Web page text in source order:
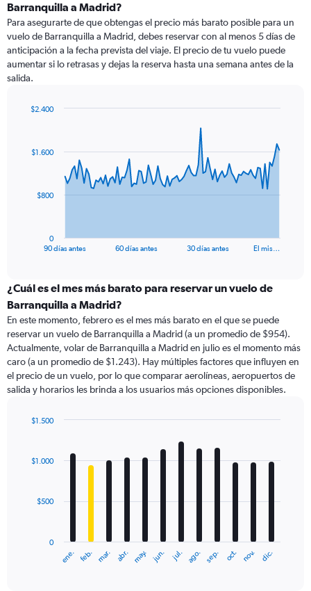
Barranquilla a Madrid?
Para asegurarte de que obtengas el precio más barato posible para un
vuelo de Barranquilla a Madrid, debes reservar con al menos 5 días de
anticipación a la fecha prevista del viaje. El precio de tu vuelo puede
aumentar si lo retrasas y dejas la reserva hasta una semana antes de la
salida.
data
The
categories.
Range:
categories.
The
chart
has
1
Y
displaying
90 días antes 60 días antes 30 días antes El mis…
0
$800
$1.600
$2.400
¿Cuál es el mes más barato para reservar un vuelo de
Barranquilla a Madrid?
En este momento, febrero es el mes más barato en el que se puede
reservar un vuelo de Barranquilla a Madrid (a un promedio de $954).
Actualmente, volar de Barranquilla a Madrid en julio es el momento más
caro (a un promedio de $1.243). Hay múltiples factores que influyen en
el precio de un vuelo, por lo que comparar aerolíneas, aeropuertos de
salida y horarios les brinda a los usuarios más opciones disponibles.
with
12
The
ene. feb. mar. abr. may. jun. jul. ago. sep. oct. nov. dic.
0
$500
$1.000
$1.500